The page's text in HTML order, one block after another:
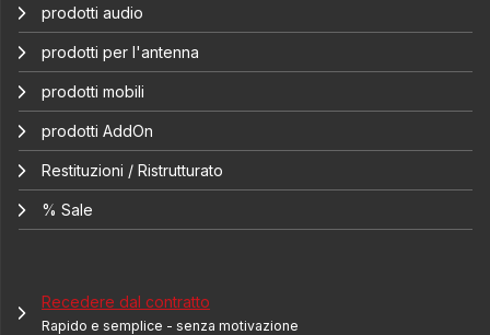
prodotti audio
prodotti per l'antenna
prodotti mobili
prodotti AddOn
Restituzioni / Ristrutturato
% Sale
Recedere dal contratto
Rapido e semplice - senza motivazione